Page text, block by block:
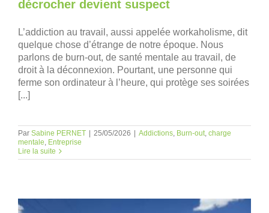
décrocher devient suspect
L’addiction au travail, aussi appelée workaholisme, dit
quelque chose d’étrange de notre époque. Nous
parlons de burn-out, de santé mentale au travail, de
droit à la déconnexion. Pourtant, une personne qui
ferme son ordinateur à l’heure, qui protège ses soirées
[...]
Par Sabine PERNET 25/05/2026 Addictions, Burn-out, charge
mentale, Entreprise
Lire la suite